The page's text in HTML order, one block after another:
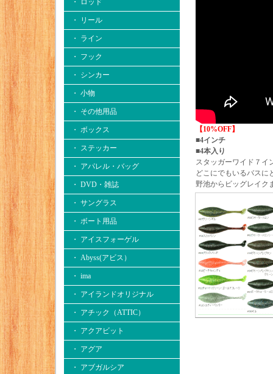
・ ロッド
・ リール
・ ライン
・ フック
・ シンカー
・ 小物
・ その他用品
・ ボックス
・ ステッカー
・ アパレル・バッグ
・ DVD・雑誌
・ サングラス
・ ボート用品
・ アイスフォーゲル
・ Abyss(アビス）
・ ima
・ アイランドオリジナル
・ アチック（ATTIC）
・ アクアビット
・ アグア
・ アブガルシア
【10%OFF】
■4インチ
■4本入り
スタッガーワイド７イ
どこにでもいるバスに
野池からビッグレイク